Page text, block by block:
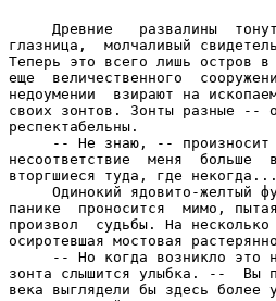
Древние   развалины
глазница,  молчаливый
Теперь это всего лишь остров
еще  величественного
недоумении  взирают на
своих зонтов. Зонты разные --
респектабельны.
-- Не знаю, --
несоответствие  меня  больше
вторгшиеся туда, где некогда...
Одинокий ядовито-желтый
панике  проносится  мимо,
произвол  судьбы. На
осиротевшая мостовая
-- Но когда возникло это
зонта слышится улыбка. --  Вы
века выглядели бы здесь более